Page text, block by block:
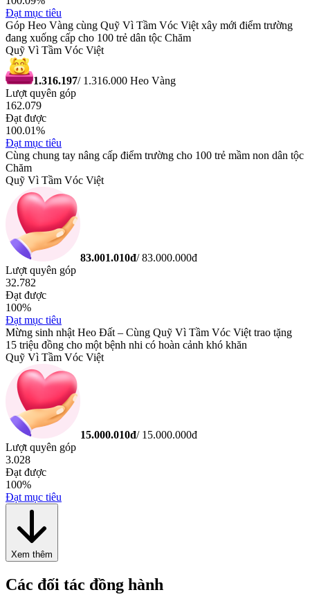
Đạt mục tiêu
Góp Heo Vàng cùng Quỹ Vì Tầm Vóc Việt xây mới điểm trường
đang xuống cấp cho 100 trẻ dân tộc Chăm
Quỹ Vì Tầm Vóc Việt
1.316.197/ 1.316.000 Heo Vàng
Lượt quyên góp
162.079
Đạt được
100.01%
Đạt mục tiêu
Cùng chung tay nâng cấp điểm trường cho 100 trẻ mầm non dân tộc
Chăm
Quỹ Vì Tầm Vóc Việt
83.001.010đ/83.000.000đ
Lượt quyên góp
32.782
Đạt được
100%
Đạt mục tiêu
Mừng sinh nhật Heo Đất – Cùng Quỹ Vì Tầm Vóc Việt trao tặng
15 triệu đồng cho một bệnh nhi có hoàn cảnh khó khăn
Quỹ Vì Tầm Vóc Việt
15.000.010đ/ 15.000.000đ
Lượt quyên góp
3.028
Đạt được
100%
Đạt mục tiêu
Xem thêm
Các đối tác đồng hành